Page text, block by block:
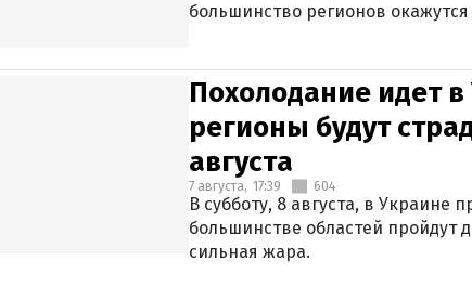
большинство регионов
Похолодание идет
регионы будут
августа
7 августа, 17:39 604
В субботу, 8 августа, в Украине
большинстве областей пройдут
сильная жара.